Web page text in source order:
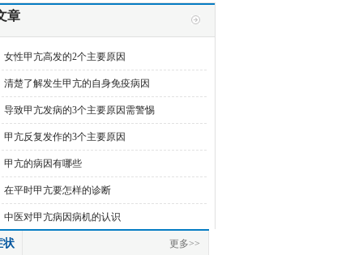
章
女性甲亢高发的2个主要原因
清楚了解发生甲亢的自身免疫病因
导致甲亢发病的3个主要原因需警惕
甲亢反复发作的3个主要原因
甲亢的病因有哪些
在平时甲亢要怎样的诊断
中医对甲亢病因病机的认识
状 更多>>